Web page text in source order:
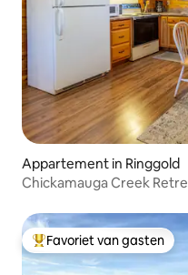
Appartement in Ringgold
Chickamauga Creek
Topfavoriet van gasten
Favoriet van gasten